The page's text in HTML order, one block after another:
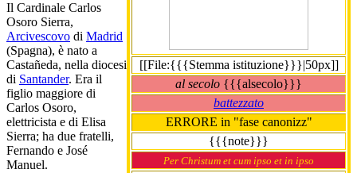
[[File:{{{Stemma istituzione}}}|50px]]
al secolo {{{alsecolo}}}
battezzato
ERRORE in "fase canonizz"
{{{note}}}
Per Christum et cum ipso et in ipso
Il Cardinale Carlos
Osoro Sierra,
Arcivescovo di Madrid
(Spagna), è nato a
Castañeda, nella diocesi
di Santander. Era il
figlio maggiore di
Carlos Osoro,
elettricista e di Elisa
Sierra; ha due fratelli,
Fernando e José
Manuel.